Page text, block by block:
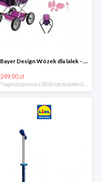
Bayer Design Wózek dla lalek - megazestaw
249.00 zł
*najniższa cena z 30 dni przed obniżką